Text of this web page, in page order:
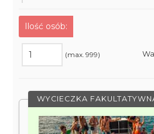
Ilość osób:
(max. 999)
WYCIECZKA